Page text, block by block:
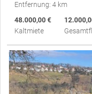
Entfernung: 4 km
48.000,00 €
Kaltmiete